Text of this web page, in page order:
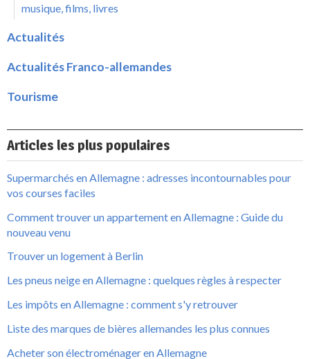
musique, films, livres
Actualités
Actualités Franco-allemandes
Tourisme
Articles les plus populaires
Supermarchés en Allemagne : adresses incontournables pour
vos courses faciles
Comment trouver un appartement en Allemagne : Guide du
nouveau venu
Trouver un logement à Berlin
Les pneus neige en Allemagne : quelques règles à respecter
Les impôts en Allemagne : comment s'y retrouver
Liste des marques de bières allemandes les plus connues
Acheter son électroménager en Allemagne